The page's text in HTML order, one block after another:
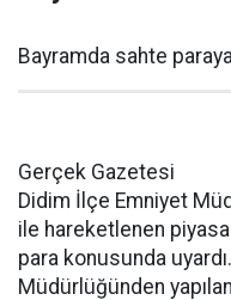
Bayramda sahte
Gerçek Gazetesi
Didim İlçe Emniyet
ile hareketlenen
para konusunda
Müdürlüğünden